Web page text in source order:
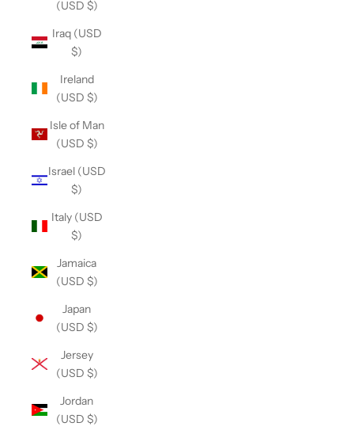
(USD $)
Iraq (USD
$)
Ireland
(USD $)
Isle of Man
(USD $)
Israel (USD
$)
Italy (USD
$)
Jamaica
(USD $)
Japan
(USD $)
Jersey
(USD $)
Jordan
(USD $)